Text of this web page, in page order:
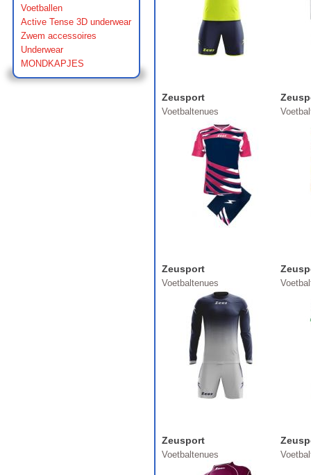
Voetballen
Active Tense 3D underwear
Zwem accessoires
Underwear
MONDKAPJES
Zeusport
Voetbaltenues
Zeusport
Voetbaltenues
Zeusport
Voetbaltenues